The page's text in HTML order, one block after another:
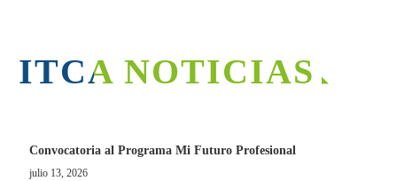
ITCA NOTICIAS
Convocatoria al Programa Mi Futuro Profesional
julio 13, 2026